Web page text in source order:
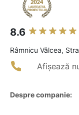
8.6
Râmnicu Vâlcea,
Afișează
Despre companie: